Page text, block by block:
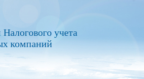
учета
компаний